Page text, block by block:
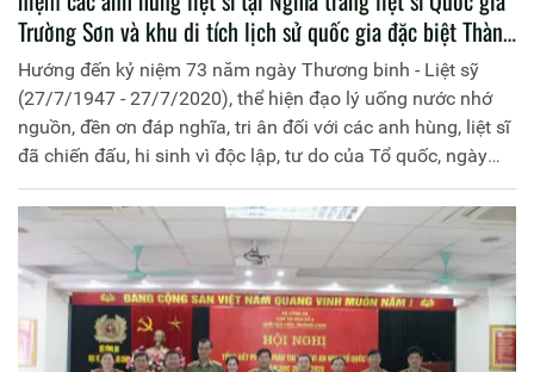
Trường Sơn và khu di tích lịch sử quốc gia đặc biệt Thành
cổ Quảng Trị
Hướng đến kỷ niệm 73 năm ngày Thương binh - Liệt sỹ
(27/7/1947 - 27/7/2020), thể hiện đạo lý uống nước nhớ
nguồn, đền ơn đáp nghĩa, tri ân đối với các anh hùng, liệt sĩ
đã chiến đấu, hi sinh vì độc lập, tư do của Tổ quốc, ngày
23/7/2020, Đoàn cán bộ chủ chốt, tiêu biểu của Học viện
Chính trị Công an nhân dân do Trung tướng, PGS. TS Trần
Vi Dân, Bí thư Đảng ủy, Giám đốc Học viện làm Trưởng
đoàn đã tổ chức lễ dâng hương tưởng nhiệm tại Nghĩa
trang liệt sĩ Quốc gia Trường Sơn và khu di tích lịch sử
quốc gia đặc biệt Thành cổ Quảng Trị.